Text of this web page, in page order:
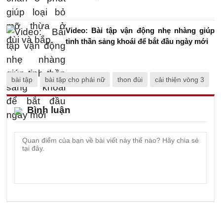
Video: Bài tập vận động nhẹ nhàng giúp
tinh thần sảng khoái để bắt đầu ngày mới
bài tập bài tập cho phái nữ thon đùi cải thiện vòng 3
Bình luận